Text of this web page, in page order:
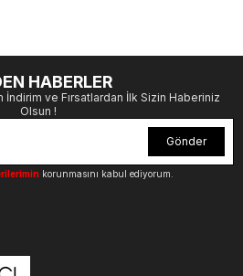
HABERLER
ve Fırsatlardan İlk Sizin Haberiniz
Olsun !
Gönder
korunmasını kabul ediyorum.